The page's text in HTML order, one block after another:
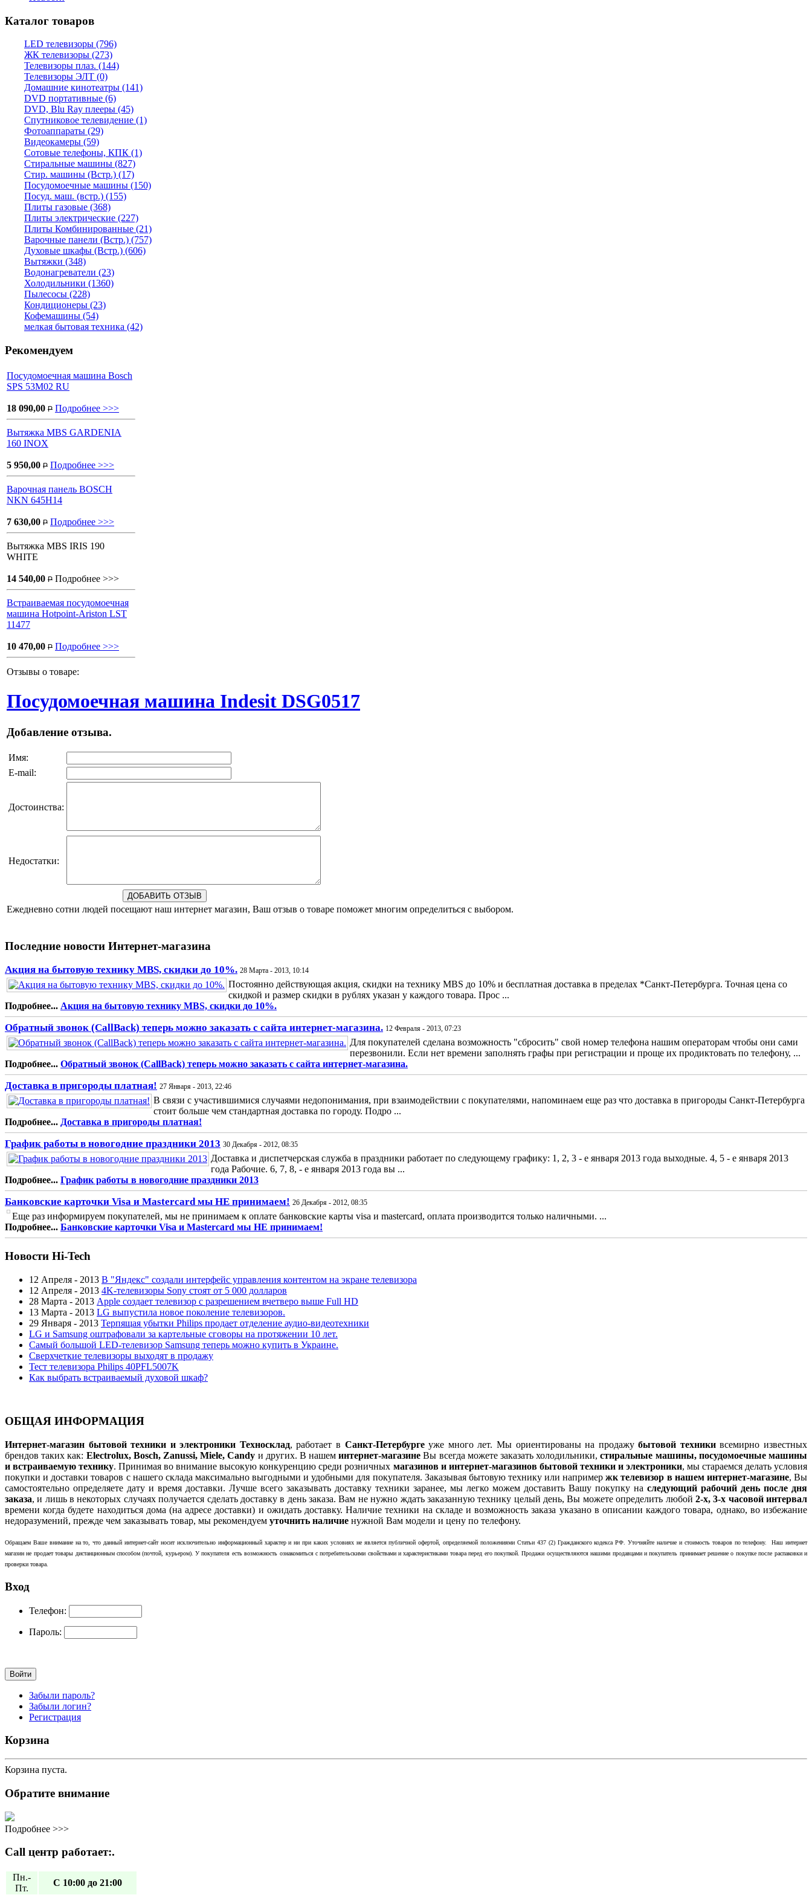
Каталог товаров
LED телевизоры (796)
ЖК телевизоры (273)
Телевизоры плаз. (144)
Телевизоры ЭЛТ (0)
Домашние кинотеатры (141)
DVD портативные (6)
DVD, Blu Ray плееры (45)
Спутниковое телевидение (1)
Фотоаппараты (29)
Видеокамеры (59)
Сотовые телефоны, КПК (1)
Стиральные машины (827)
Стир. машины (Встр.) (17)
Посудомоечные машины (150)
Посуд. маш. (встр.) (155)
Плиты газовые (368)
Плиты электрические (227)
Плиты Комбинированные (21)
Варочные панели (Встр.) (757)
Духовые шкафы (Встр.) (606)
Вытяжки (348)
Водонагреватели (23)
Холодильники (1360)
Пылесосы (228)
Кондиционеры (23)
Кофемашины (54)
мелкая бытовая техника (42)
Рекомендуем
Посудомоечная машина Bosch
SPS 53M02 RU
18 090,00 P Подробнее >>>
Вытяжка MBS GARDENIA
160 INOX
5 950,00 P Подробнее >>>
Варочная панель BOSCH
NKN 645H14
7 630,00 P Подробнее >>>
Вытяжка MBS IRIS 190
WHITE
14 540,00 P Подробнее >>>
Встраиваемая посудомоечная
машина Hotpoint-Ariston LST
11477
10 470,00 P Подробнее >>>
Отзывы о товаре:
Посудомоечная машина Indesit DSG0517
Добавление отзыва.
Имя:
E-mail:
Достоинства:
Недостатки:
Ежедневно сотни людей посещают наш интернет магазин, Ваш отзыв о товаре поможет многим определиться с выбором.
Последние новости Интернет-магазина
Акция на бытовую технику MBS, скидки до 10%. 28 Марта - 2013, 10:14
Постоянно действующая акция, скидки на технику MBS до 10% и бесплатная доставка в пределах *Санкт-Петербурга. Точная цена со
скидкой и размер скидки в рублях указан у каждого товара. Прос ...
Подробнее... Акция на бытовую технику MBS, скидки до 10%.
Обратный звонок (CallBack) теперь можно заказать с сайта интернет-магазина. 12 Февраля - 2013, 07:23
Для покупателей сделана возможность "сбросить" свой номер телефона нашим операторам чтобы они сами
перезвонили. Если нет времени заполнять графы при регистрации и проще их продиктовать по телефону, ...
Подробнее... Обратный звонок (CallBack) теперь можно заказать с сайта интернет-магазина.
Доставка в пригороды платная! 27 Января - 2013, 22:46
В связи с участившимися случаями недопонимания, при взаимодействии с покупателями, напоминаем еще раз что доставка в пригороды Санкт-Петербурга
стоит больше чем стандартная доставка по городу. Подро ...
Подробнее... Доставка в пригороды платная!
График работы в новогодние праздники 2013 30 Декабря - 2012, 08:35
Доставка и диспетчерская служба в праздники работает по следующему графику: 1, 2, 3 - е января 2013 года выходные. 4, 5 - е января 2013
года Рабочие. 6, 7, 8, - е января 2013 года вы ...
Подробнее... График работы в новогодние праздники 2013
Банковские карточки Visa и Mastercard мы НЕ принимаем! 26 Декабря - 2012, 08:35
Еще раз информируем покупателей, мы не принимаем к оплате банковские карты visa и mastercard, оплата производится только наличными. ...
Подробнее... Банковские карточки Visa и Mastercard мы НЕ принимаем!
Новости Hi-Tech
12 Апреля - 2013 В "Яндекс" создали интерфейс управления контентом на экране телевизора
12 Апреля - 2013 4K-телевизоры Sony стоят от 5 000 долларов
28 Марта - 2013 Apple создает телевизор с разрешением вчетверо выше Full HD
13 Марта - 2013 LG выпустила новое поколение телевизоров.
29 Января - 2013 Терпящая убытки Philips продает отделение аудио-видеотехники
LG и Samsung оштрафовали за картельные сговоры на протяжении 10 лет.
Самый большой LED-телевизор Samsung теперь можно купить в Украине.
Сверхчеткие телевизоры выходят в продажу
Тест телевизора Philips 40PFL5007K
Как выбрать встраиваемый духовой шкаф?
ОБЩАЯ ИНФОРМАЦИЯ
Интернет-магазин бытовой техники и электроники Техносклад, работает в Санкт-Петербургеуже много лет. Мы ориентированы на продажубытовой техникивсемирно известных
брендов таких как: Electrolux, Bosch, Zanussi, Miele, Candy и других. В нашеминтернет-магазине Вы всегда можете заказать холодильники,стиральные машины, посудомоечные машины
и встраиваемую технику. Принимая во внимание высокую конкуренцию среди розничных магазинов и интернет-магазинов бытовой техники и электроники, мы стараемся делать условия
покупки и доставки товаров с нашего склада максимально выгодными и удобными для покупателя. Заказывая бытовую технику или напримержк телевизор в нашем интернет-магазине, Вы
самостоятельно определяете дату и время доставки. Лучше всего заказывать доставку техники заранее, мы легко можем доставить Вашу покупку на следующий рабочий день после дня
заказа, и лишь в некоторых случаях получается сделать доставку в день заказа. Вам не нужно ждать заказанную технику целый день, Вы можете определить любой 2-х, 3-х часовой интервал
времени когда будете находиться дома (на адресе доставки) и ожидать доставку. Наличие техники на складе и возможность заказа указано в описании каждого товара, однако, во избежание
недоразумений, прежде чем заказывать товар, мы рекомендуем уточнить наличие нужной Вам модели и цену по телефону.
Обращаем Ваше внимание на то, что данный интернет-сайт носит исключительно информационный характер и ни при каких условиях не является публичной офертой, определяемой положениями Статьи 437 (2) Гражданского кодекса РФ. Уточняйте наличие и стоимость товаров по телефону. Наш интернет
магазин не продает товары дистанционным способом (почтой, курьером). У покупателя есть возможность ознакомиться с потребительскими свойствами и характеристиками товара перед его покупкой. Продажи осуществляются нашими продавцами и покупатель принимает решение о покупке после распаковки и
проверки товара.
Вход
Телефон:
Пароль:
Забыли пароль?
Забыли логин?
Регистрация
Корзина
Корзина пуста.
Обратите внимание
Подробнее >>>
Call центр работает:.
Пн.-
Пт.
С 10:00 до 21:00